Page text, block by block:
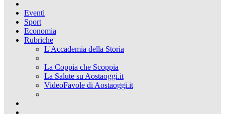
Eventi
Sport
Economia
Rubriche
L'Accademia della Storia
La Coppia che Scoppia
La Salute su Aostaoggi.it
VideoFavole di Aostaoggi.it